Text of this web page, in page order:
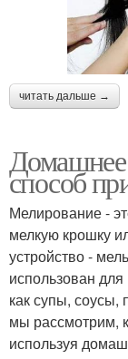
читать дальше →
Домашнее
способ
Мелирование -
мелкую крошку
устройство -
использован
как супы, соусы,
мы рассмотрим,
используя